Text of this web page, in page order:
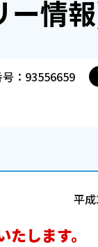
ー情
：93556659
平
します。